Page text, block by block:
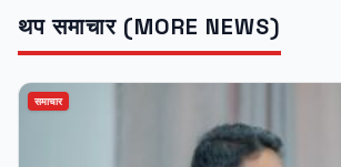
थप समाचार (MORE NEWS)
समाचार